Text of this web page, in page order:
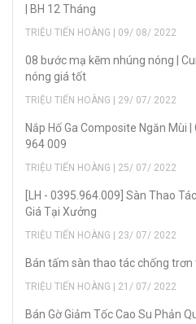
| BH 12 Tháng
TRIỆU TIẾN HOÀNG | 09/ 08/ 2022
08 bước mạ kẽm nhúng nóng |
nóng giá tốt
TRIỆU TIẾN HOÀNG | 29/ 07/ 2022
Nắp Hố Ga Composite Ngăn Mùi
964 009
TRIỆU TIẾN HOÀNG | 25/ 07/ 2022
[LH - 0395.964.009] Sàn Thao
Giá Tại Xưởng
TRIỆU TIẾN HOÀNG | 23/ 07/ 2022
Bán tấm sàn thao tác chống
TRIỆU TIẾN HOÀNG | 21/ 07/ 2022
Bán Gờ Giảm Tốc Cao Su Phản